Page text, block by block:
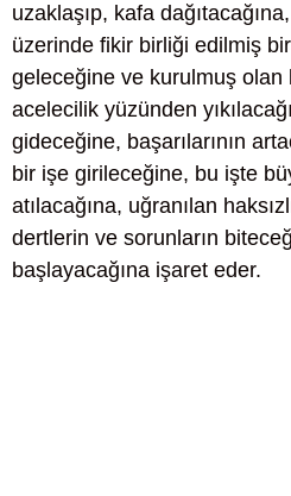
uzaklaşıp, kafa
üzerinde fikir birliği edilmiş
geleceğine ve kurulmuş olan
acelecilik yüzünden
gideceğine, başarılarının
bir işe girileceğine, bu işte
atılacağına, uğranılan
dertlerin ve sorunların
başlayacağına işaret eder.